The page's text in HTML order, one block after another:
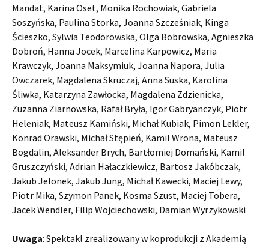
Mandat, Karina Oset, Monika Rochowiak, Gabriela
Soszyńska, Paulina Storka, Joanna Szcześniak, Kinga
Ścieszko, Sylwia Teodorowska, Olga Bobrowska, Agnieszka
Dobroń, Hanna Jocek, Marcelina Karpowicz, Maria
Krawczyk, Joanna Maksymiuk, Joanna Napora, Julia
Owczarek, Magdalena Skruczaj, Anna Suska, Karolina
Śliwka, Katarzyna Zawłocka, Magdalena Zdzienicka,
Zuzanna Ziarnowska, Rafał Bryła, Igor Gabryanczyk, Piotr
Heleniak, Mateusz Kamiński, Michał Kubiak, Pimon Lekler,
Konrad Orawski, Michał Stępień, Kamil Wrona, Mateusz
Bogdalin, Aleksander Brych, Bartłomiej Domański, Kamil
Gruszczyński, Adrian Hałaczkiewicz, Bartosz Jakóbczak,
Jakub Jelonek, Jakub Jung, Michał Kawecki, Maciej Lewy,
Piotr Mika, Szymon Panek, Kosma Szust, Maciej Tobera,
Jacek Wendler, Filip Wojciechowski, Damian Wyrzykowski
Uwaga: Spektakl zrealizowany w koprodukcji z Akademią